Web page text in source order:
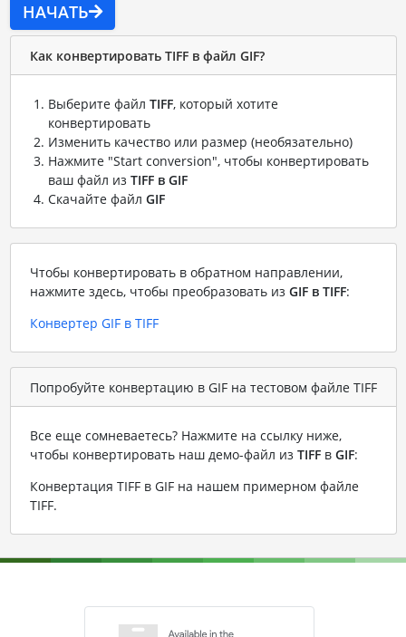
НАЧАТЬ
Как конвертировать TIFF в файл GIF?
Выберите файл TIFF, который хотите
конвертировать
Изменить качество или размер (необязательно)
Нажмите "Start conversion", чтобы конвертировать
ваш файл из TIFF в GIF
Скачайте файл GIF
Чтобы конвертировать в обратном направлении,
нажмите здесь, чтобы преобразовать из GIF в TIFF:
Конвертер GIF в TIFF
Попробуйте конвертацию в GIF на тестовом файле TIFF
Все еще сомневаетесь? Нажмите на ссылку ниже,
чтобы конвертировать наш демо-файл из TIFFв GIF:
Конвертация TIFF в GIF на нашем примерном файле
TIFF.